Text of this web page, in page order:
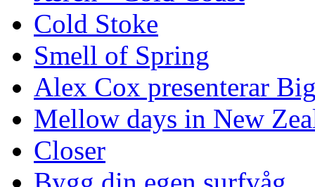
Cold Stoke
Smell of Spring
Alex Cox presenterar
Mellow days in New
Closer